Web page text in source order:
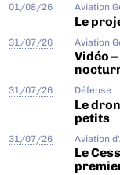
01/08/26 Aviation
Le
31/07/26 Aviation
Vidéo
31/07/26 Défense
Le
petits
31/07/26 Aviation
Le